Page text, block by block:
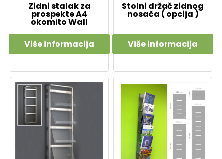
Zidni stalak za
prospekte A4
okomito Wall
Više informacija
Stolni držač zidnog
nosača ( opcija )
Više informacija